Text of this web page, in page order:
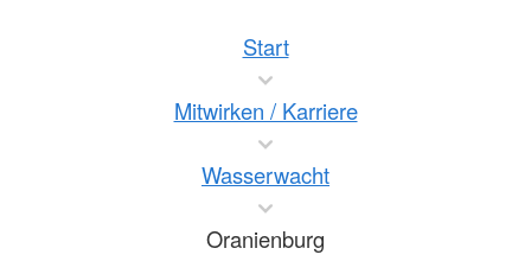
Start
Mitwirken / Karriere
Wasserwacht
Oranienburg